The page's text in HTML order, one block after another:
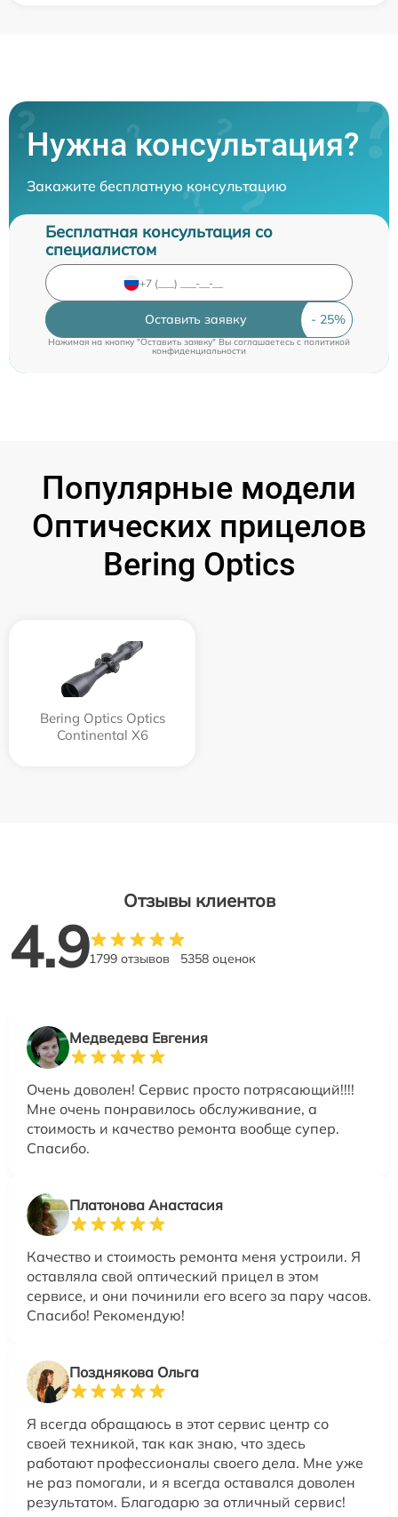
Нужна консультация?
Закажите бесплатную консультацию
Бесплатная консультация со
специалистом
Оставить заявку
Нажимая на кнопку "Оставить заявку" Вы соглашаетесь c политикой
конфиденциальности
Популярные модели
Оптических прицелов
Bering Optics
Bering Optics Optics
Continental X6
Отзывы клиентов
4.91799 отзывов 5358 оценок
Медведева Евгения
Очень доволен! Сервис просто потрясающий!!!!
Мне очень понравилось обслуживание, а
стоимость и качество ремонта вообще супер.
Спасибо.
Платонова Анастасия
Качество и стоимость ремонта меня устроили. Я
оставляла свой оптический прицел в этом
сервисе, и они починили его всего за пару часов.
Спасибо! Рекомендую!
Позднякова Ольга
Я всегда обращаюсь в этот сервис центр со
своей техникой, так как знаю, что здесь
работают профессионалы своего дела. Мне уже
не раз помогали, и я всегда оставался доволен
результатом. Благодарю за отличный сервис!